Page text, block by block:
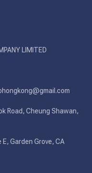
LIMITED
Road, Cheung Shawan,
Garden Grove, CA